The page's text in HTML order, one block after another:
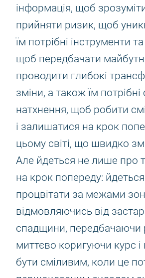
інформація, щоб
прийняти ризик, щоб
їм потрібні інструменти
щоб передбачати
проводити глибокі
зміни, а також їм потрібні
натхнення, щоб робити
і залишатися на крок
цьому світі, що швидко
Але йдеться не лише про
на крок попереду:
процвітати за межами
відмовляючись від
спадщини, передбачаючи
миттєво коригуючи курс і
бути сміливим, коли це